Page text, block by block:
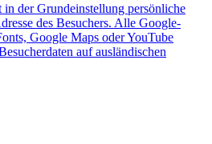
in der Grundeinstellung persönliche
des Besuchers. Alle Google-
Google Maps oder YouTube
auf ausländischen